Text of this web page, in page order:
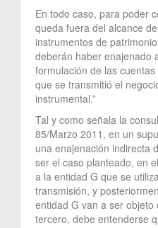
En todo caso, para poder
queda fuera del alcance
instrumentos de
deberán haber enajenado
formulación de las
que se transmitió el
instrumental.”
Tal y como señala la
85/Marzo 2011, en un
una enajenación indirecta
ser el caso planteado, en
a la entidad G que se
transmisión, y
entidad G van a ser objeto
tercero, debe entenderse